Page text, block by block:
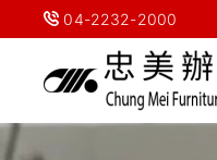
04-2232-2000